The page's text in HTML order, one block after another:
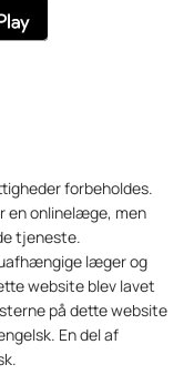
forbeholdes.
en onlinelæge, men
tjeneste.
læger og
website blev lavet
på dette website
En del af